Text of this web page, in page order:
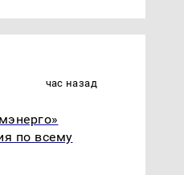
час назад
по всему